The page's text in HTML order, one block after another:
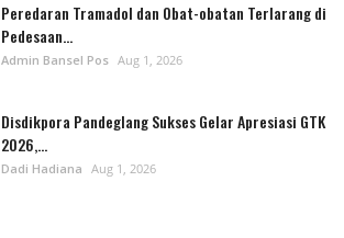
Peredaran Tramadol dan Obat-obatan Terlarang di
Pedesaan...
Admin Bansel Pos Aug 1, 2026
Disdikpora Pandeglang Sukses Gelar Apresiasi GTK
2026,...
Dadi Hadiana Aug 1, 2026